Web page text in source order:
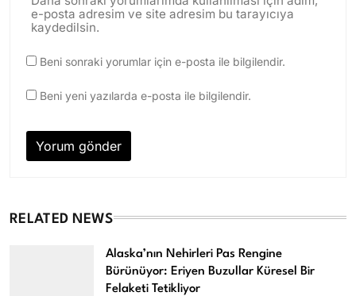
e-posta adresim ve site adresim bu tarayıcıya
kaydedilsin.
Beni sonraki yorumlar için e-posta ile bilgilendir.
Beni yeni yazılarda e-posta ile bilgilendir.
RELATED NEWS
Alaska’nın Nehirleri Pas Rengine
Bürünüyor: Eriyen Buzullar Küresel Bir
Felaketi Tetikliyor